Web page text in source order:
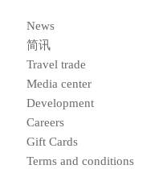
News
简讯
Travel trade
Media center
Development
Careers
Gift Cards
Terms and conditions